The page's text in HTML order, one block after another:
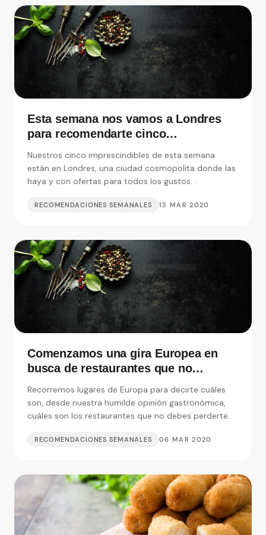
Esta semana nos vamos a Londres
para recomendarte cinco
imprescindibles
Nuestros cinco imprescindibles de esta semana
están en Londres, una ciudad cosmopolita donde las
haya y con ofertas para todos los gustos. .
RECOMENDACIONES SEMANALES 13 MAR 2020
Comenzamos una gira Europea en
busca de restaurantes que no
Recorremos lugares de Europa para decirte cuáles
son, desde nuestra humilde opinión gastronómica,
cuáles son los restaurantes que no debes perderte.
RECOMENDACIONES SEMANALES 06 MAR 2020